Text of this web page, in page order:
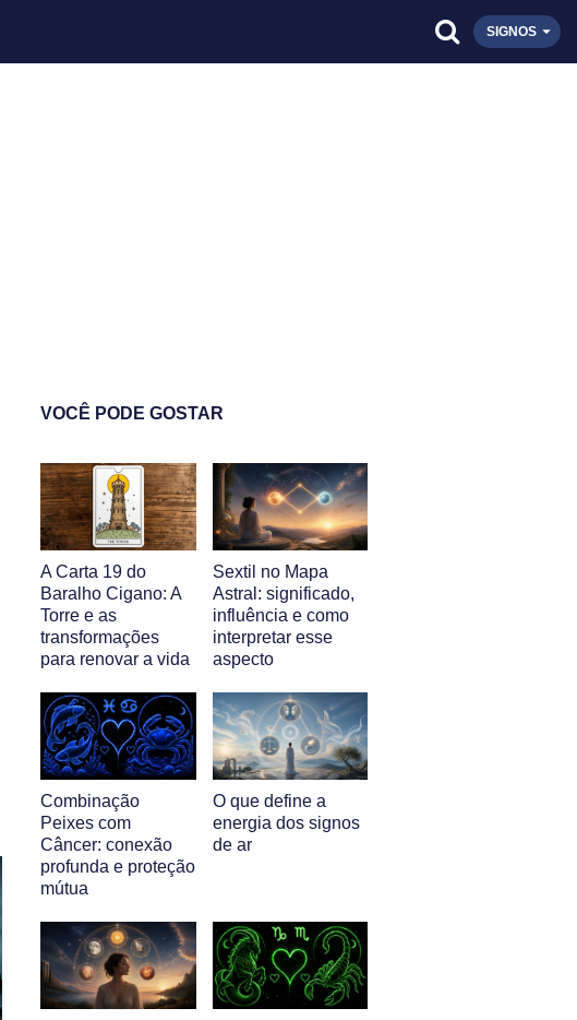
SIGNOS
VOCÊ PODE GOSTAR
A Carta 19 do
Baralho Cigano: A
Torre e as
transformações
para renovar a vida
Sextil no Mapa
Astral: significado,
influência e como
interpretar esse
aspecto
Combinação
Peixes com
Câncer: conexão
profunda e proteção
mútua
O que define a
energia dos signos
de ar